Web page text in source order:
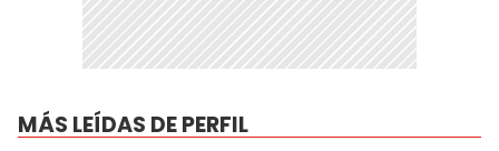
MÁS LEÍDAS DE PERFIL